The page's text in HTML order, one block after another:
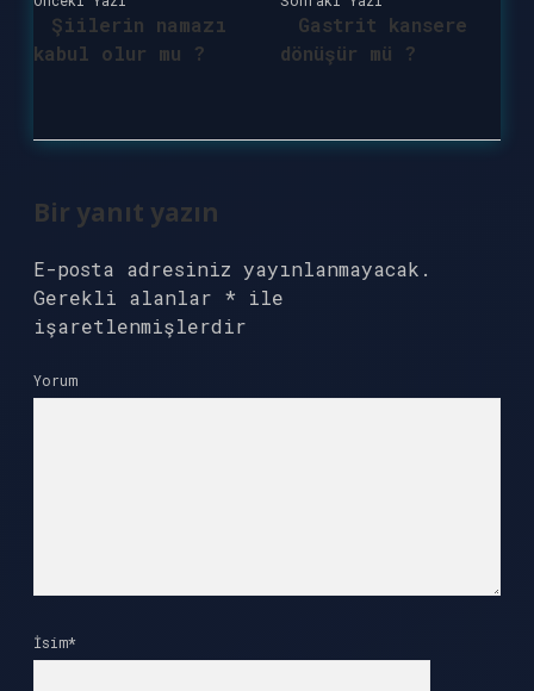
Şiilerin namazı
kabul olur mu ?
Gastrit kansere
dönüşür mü ?
Bir yanıt yazın
E-posta adresiniz yayınlanmayacak.
Gerekli alanlar * ile
işaretlenmişlerdir
Yorum
İsim*